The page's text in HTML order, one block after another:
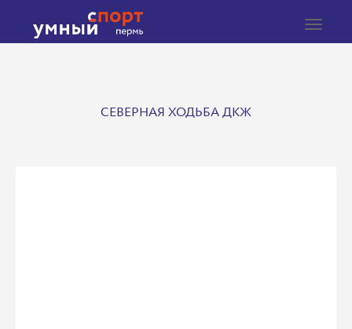
Toggle
СЕВЕРНАЯ ХОДЬБА ДКЖ